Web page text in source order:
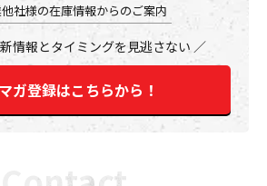
社様の在庫情報からのご案内
情報とタイミングを見逃さない
ガ登録はこちらから！